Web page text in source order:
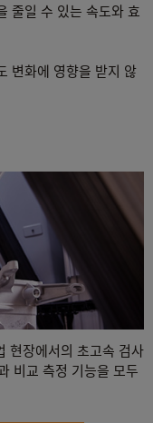
줄일 수 있는 속도와 효
변화에 영향을 받지 않
현장에서의 초고속 검사
비교 측정 기능을 모두